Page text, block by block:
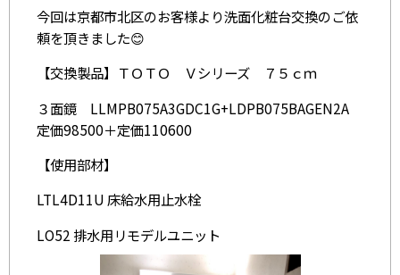
今回は京都市北区のお客様より洗面化粧台交換のご依
頼を頂きました😊
【交換製品】ＴＯＴＯ Ｖシリーズ ７５ｃｍ
３面鏡 LLMPB075A3GDC1G+LDPB075BAGEN2A
定価98500＋定価110600
【使用部材】
LTL4D11U 床給水用止水栓
LO52 排水用リモデルユニット